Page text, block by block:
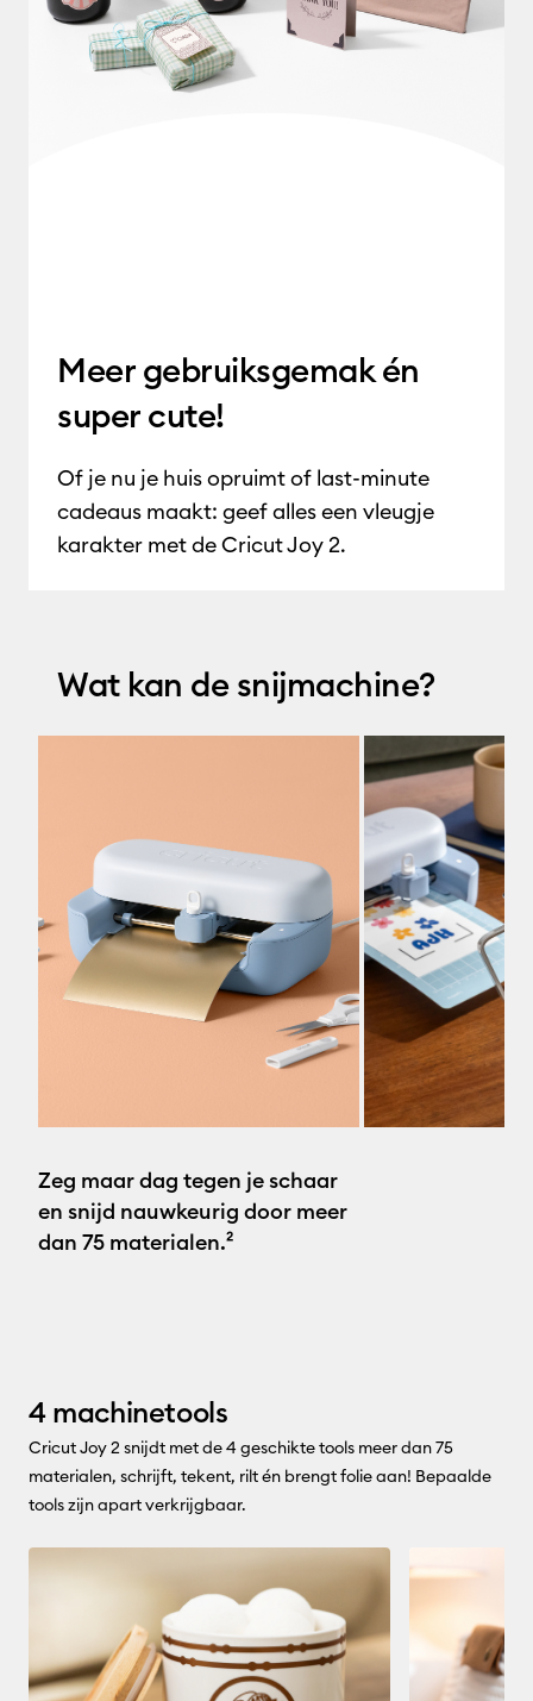
Meer gebruiksgemakén
super cute!
Of je nu je huis opruimt of last-minute
cadeaus maakt: geef alles een vleugje
karakter met de Cricut Joy 2.
Wat kan de snijmachine?
Zeg maar dag tegen je schaar
en snijd nauwkeurig door meer
dan 75 materialen.²
4 machinetools
Cricut Joy 2 snijdt met de 4 geschikte tools meer dan 75
materialen, schrijft, tekent, rilt én brengt folie aan! Bepaalde
tools zijn apart verkrijgbaar.